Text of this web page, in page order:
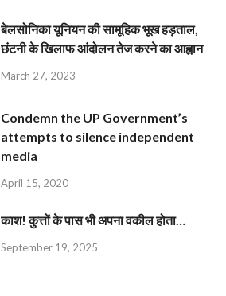
बेलसोनिका यूनियन की सामूहिक भूख हड़ताल,
छंटनी के खिलाफ आंदोलन तेज करने का आह्वान
March 27, 2023
Condemn the UP Government’s
attempts to silence independent
media
April 15, 2020
काश! कुत्तों के पास भी अपना वकील होता…
September 19, 2025